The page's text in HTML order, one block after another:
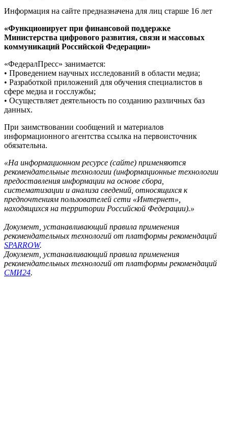
Информация на сайте предназначена для лиц старше 16 лет
«Функционирует при финансовой поддержке
Министерства цифрового развития, связи и массовых
коммуникаций Российской Федерации»
«ФедералПресс» занимается:
• Проведением научных исследований в области медиа;
• Разработкой приложений для обучения специалистов в
сфере медиа и госслужбы;
• Осуществляет деятельность по созданию различных баз
данных.
При заимствовании сообщений и материалов
информационного агентства ссылка на первоисточник
обязательна.
«На информационном ресурсе (сайте) применяются
рекомендательные технологии (информационные технологии
предоставления информации на основе сбора,
систематизации и анализа сведений, относящихся к
предпочтениям пользователей сети «Интернет»,
находящихся на территории Российской Федерации).»
Документ, устанавливающий правила применения
рекомендательных технологий от платформы рекомендаций
SPARROW.
Документ, устанавливающий правила применения
рекомендательных технологий от платформы рекомендаций
СМИ24.